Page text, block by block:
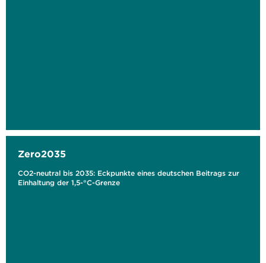
Zero2035
CO2-neutral bis 2035: Eckpunkte eines deutschen Beitrags zur
Einhaltung der 1,5-°C-Grenze